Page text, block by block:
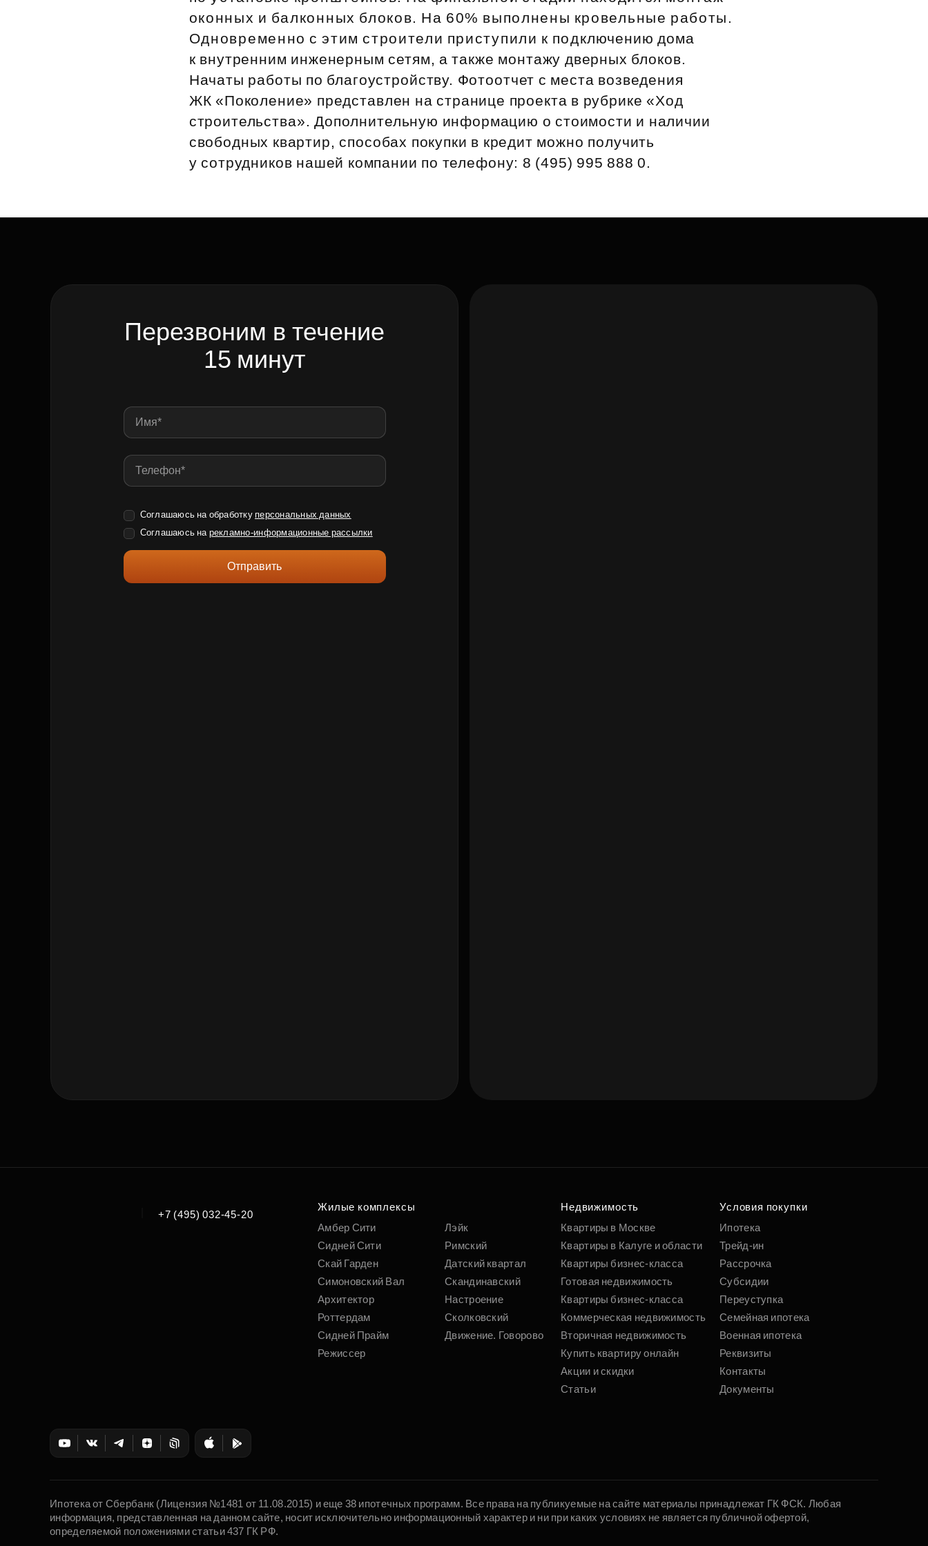
Субсидии
оконных и балконных блоков. На 60% выполнены кровельные работы.
Одновременно с этим строители приступили к подключению дома
к внутренним инженерным сетям, а также монтажу дверных блоков.
Начаты работы по благоустройству. Фотоотчет с места возведения
ЖК «Поколение» представлен на странице проекта в рубрике «Ход
строительства». Дополнительную информацию о стоимости и наличии
свободных квартир, способах покупки в кредит можно получить
у сотрудников нашей компании по телефону: 8 (495) 995 888 0.
Перезвоним в течение
15 минут
Соглашаюсь на обработку персональных данных
Соглашаюсь на рекламно-информационные рассылки
Отправить
по удобным
вам параметрам
Подобрать
+7 (495) 032-45-20
Жилые комплексы
Амбер Сити
Сидней Сити
Скай Гарден
Симоновский Вал
Архитектор
Роттердам
Сидней Прайм
Режиссер
Лэйк
Римский
Датский квартал
Скандинавский
Настроение
Сколковский
Движение. Говорово
Недвижимость
Квартиры в Москве
Квартиры в Калуге и области
Квартиры бизнес-класса
Готовая недвижимость
Квартиры бизнес-класса
Коммерческая недвижимость
Вторичная недвижимость
Купить квартиру онлайн
Акции и скидки
Статьи
Условия покупки
Ипотека
Трейд-ин
Рассрочка
Субсидии
Переуступка
Семейная ипотека
Военная ипотека
Реквизиты
Контакты
Документы
Ипотека от Сбербанк (Лицензия №1481 от 11.08.2015) и еще 38 ипотечных программ. Все права на публикуемые на сайте материалы принадлежат ГК ФСК. Любая
информация, представленная на данном сайте, носит исключительно информационный характер и ни при каких условиях не является публичной офертой,
определяемой положениями статьи 437 ГК РФ.